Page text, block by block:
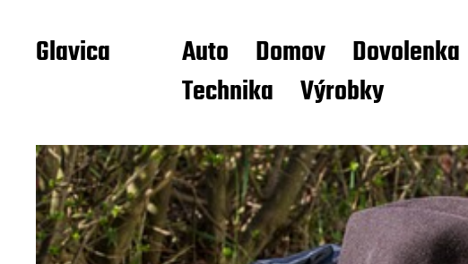
Glavica Auto Domov Dovolenka
Technika
Výrobky